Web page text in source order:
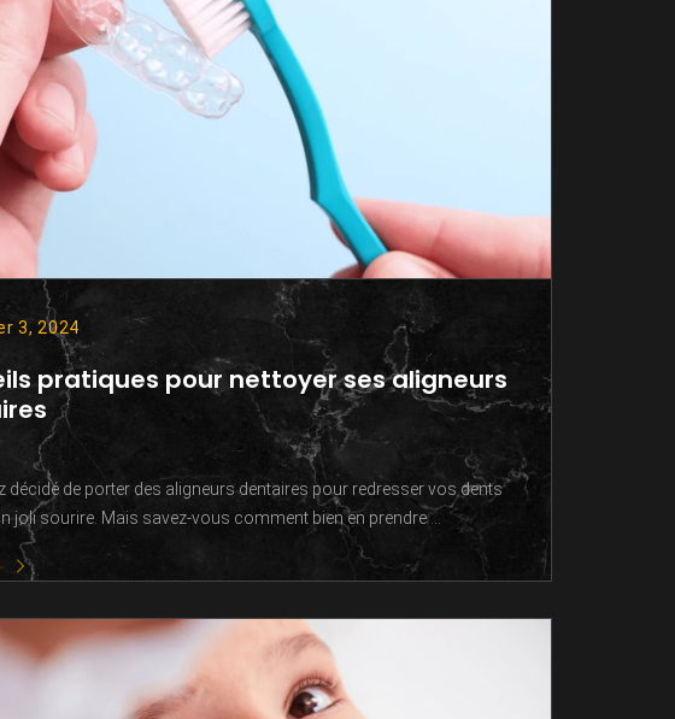
3, 2024
pratiques pour nettoyer ses aligneurs
décidé de porter des aligneurs dentaires pour redresser vos dents
joli sourire. Mais savez-vous comment bien en prendre ...